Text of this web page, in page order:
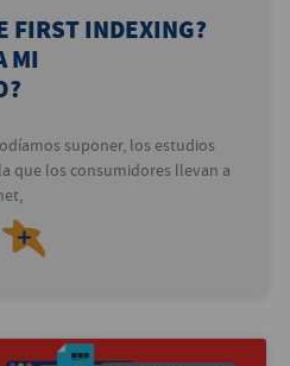
FIRST INDEXING?
MI
suponer, los estudios
que los consumidores llevan a
＋